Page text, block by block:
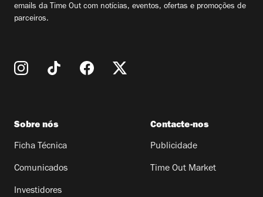
emails da Time Out com notícias, eventos, ofertas e promoções de
parceiros.
Sobre nós
Ficha Técnica
Comunicados
Investidores
Contacte-nos
Publicidade
Time Out Market